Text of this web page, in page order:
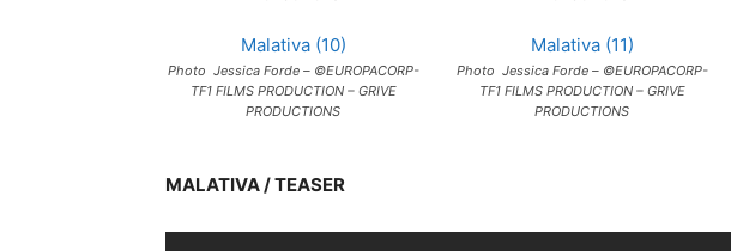
Malativa (10)
Photo Jessica Forde – ©EUROPACORP-
TF1 FILMS PRODUCTION – GRIVE
PRODUCTIONS
Malativa (11)
Photo Jessica Forde – ©EUROPACORP-
TF1 FILMS PRODUCTION – GRIVE
PRODUCTIONS
MALATIVA / TEASER